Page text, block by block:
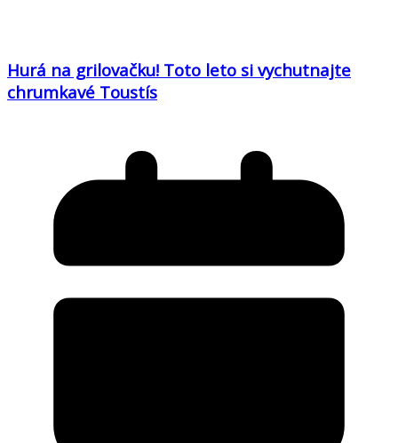
Hurá na grilovačku! Toto leto si vychutnajte
chrumkavé Toustís